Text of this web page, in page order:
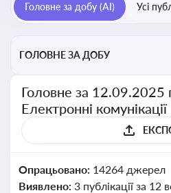
Головне за добу (AI) Усі
ГОЛОВНЕ ЗА ДОБУ
Головне за 12.09.2025
Електронні комунікації
Опрацьовано: 14264 джерел
Виявлено: 3 публікації за 12